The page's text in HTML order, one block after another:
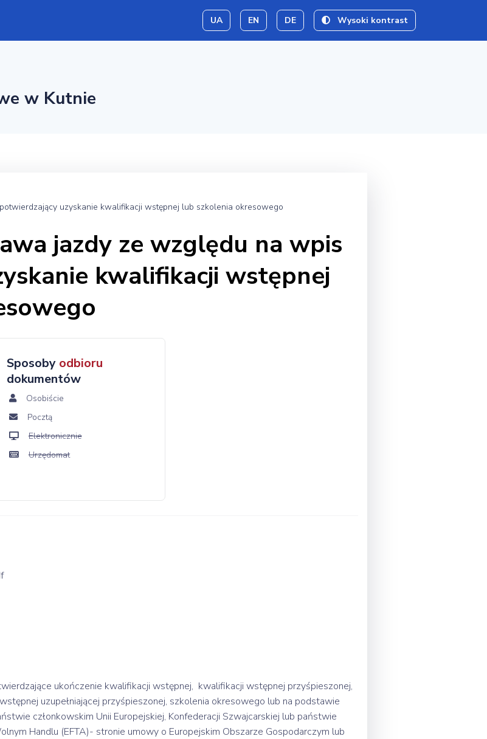
UA EN DE Wysoki kontrast
w Kutnie
uzyskanie kwalifikacji wstępnej lub szkolenia okresowego
jazdy ze względu na wpis
kwalifikacji wstępnej
Sposoby odbioru
dokumentów
Osobiście
Pocztą
Elektronicznie
Urzędomat
ukończenie kwalifikacji wstępnej, kwalifikacji wstępnej przyśpieszonej,
uzupełniającej przyśpieszonej, szkolenia okresowego lub na podstawie
członkowskim Unii Europejskiej, Konfederacji Szwajcarskiej lub państwie
Handlu (EFTA)- stronie umowy o Europejskim Obszarze Gospodarczym lub